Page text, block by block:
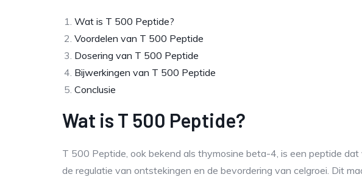
Wat is T 500 Peptide?
Voordelen van T 500 Peptide
Dosering van T 500 Peptide
Bijwerkingen van T 500 Peptide
Conclusie
Wat is T 500 Peptide?
T 500 Peptide, ook bekend als thymosine beta-4, is een peptide
de regulatie van ontstekingen en de bevordering van celgroei. Dit